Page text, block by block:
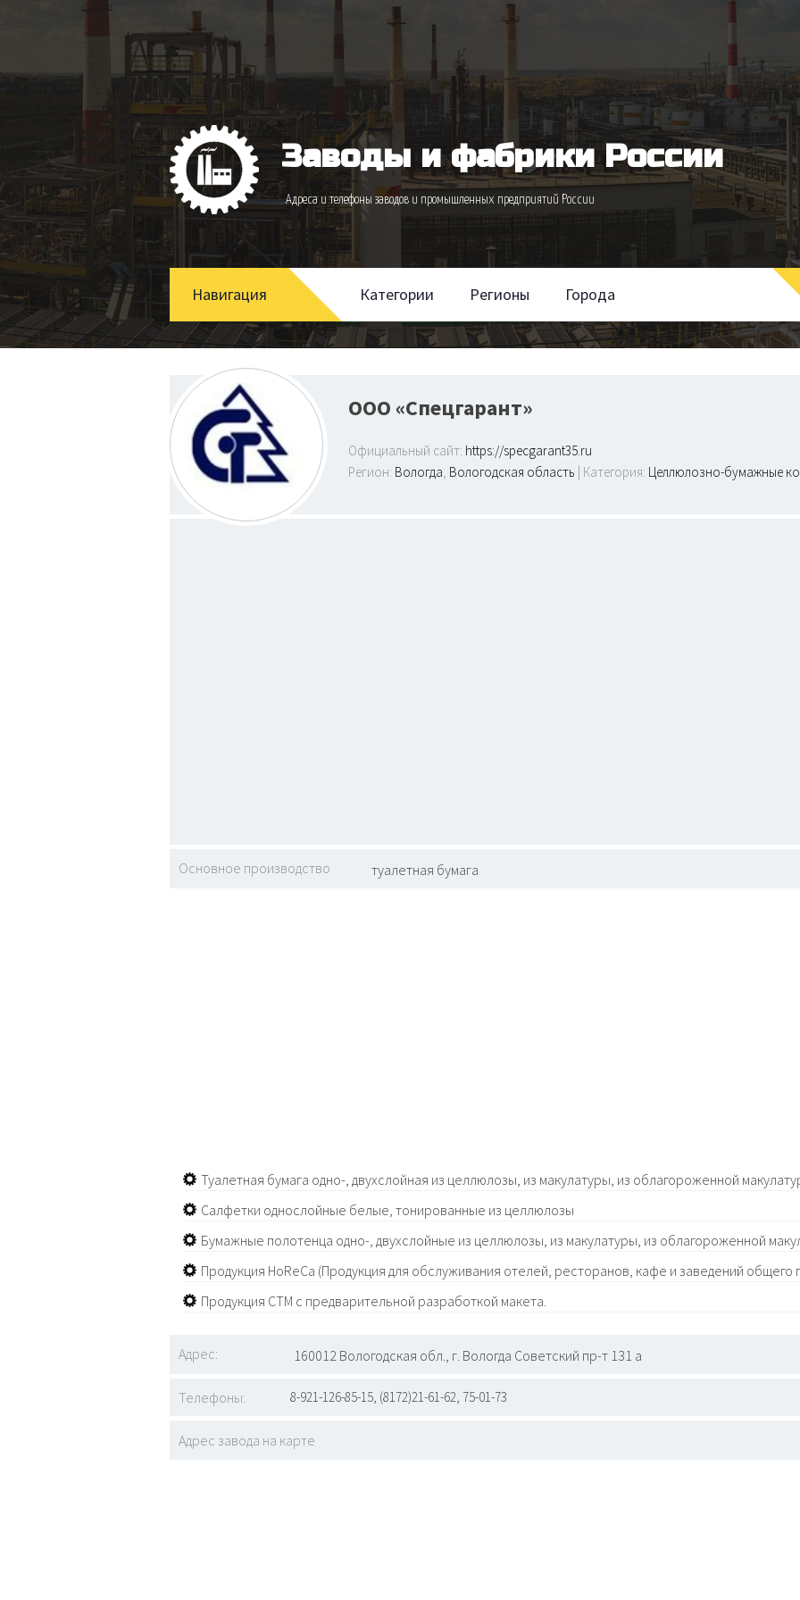
Заводы и фабрики России
Адреса и телефоны заводов и промышленных предприятий России
Навигация Категории Регионы Города
ООО «Спецгарант»
Официальный сайт: https://specgarant35.ru
Регион: Вологда, Вологодская область | Категория: Целлюлозно-бумажные
Основное производство туалетная бумага
Туалетная бумага одно-, двухслойная из целлюлозы, из макулатуры, из облагороженной
Салфетки однослойные белые, тонированные из целлюлозы
Бумажные полотенца одно-, двухслойные из целлюлозы, из макулатуры, из облагороженной
Продукция HoReCa (Продукция для обслуживания отелей, ресторанов, кафе и заведений общего
Продукция СТМ с предварительной разработкой макета.
Адрес: 160012 Вологодская обл., г. Вологда Советский пр-т 131 а
Телефоны: 8-921-126-85-15, (8172)21-61-62, 75-01-73
Адрес завода на карте